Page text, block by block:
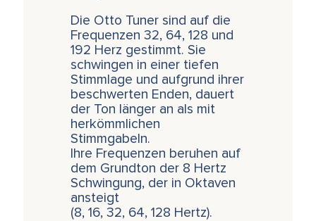
Die Otto Tuner sind auf die
Frequenzen 32, 64, 128 und
192 Herz gestimmt. Sie
schwingen in einer tiefen
Stimmlage und aufgrund ihrer
beschwerten Enden, dauert
der Ton länger an als mit
herkömmlichen
Stimmgabeln.
Ihre Frequenzen beruhen auf
dem Grundton der 8 Hertz
Schwingung, der in Oktaven
ansteigt
(8, 16, 32, 64, 128 Hertz).